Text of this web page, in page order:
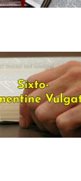
The
July 12,